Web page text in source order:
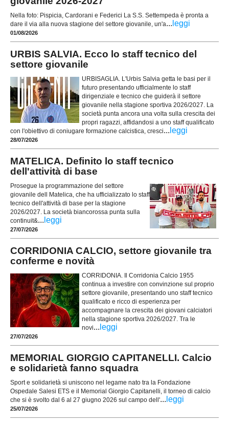
Nella foto: Pispicia, Cardorani e Federici La S.S. Settempeda è pronta a
dare il via alla nuova stagione del settore giovanile, un'a... leggi
01/08/2026
URBIS SALVIA. Ecco lo staff tecnico del
settore giovanile
URBISAGLIA. L'Urbis Salvia getta le basi per il
futuro presentando ufficialmente lo staff
dirigenziale e tecnico che guiderà il settore
giovanile nella stagione sportiva 2026/2027. La
società punta ancora una volta sulla crescita dei
propri ragazzi, affidandosi a uno staff qualificato
con l'obiettivo di coniugare formazione calcistica, cresci... leggi
28/07/2026
MATELICA. Definito lo staff tecnico
dell'attività di base
Prosegue la programmazione del settore
giovanile dell Matelica, che ha ufficializzato lo staff
tecnico dell'attività di base per la stagione
2026/2027. La società biancorossa punta sulla
continuit&... leggi
27/07/2026
CORRIDONIA CALCIO, settore giovanile tra
conferme e novità
CORRIDONIA. Il Corridonia Calcio 1955
continua a investire con convinzione sul proprio
settore giovanile, presentando uno staff tecnico
qualificato e ricco di esperienza per
accompagnare la crescita dei giovani calciatori
nella stagione sportiva 2026/2027. Tra le
novi... leggi
27/07/2026
MEMORIAL GIORGIO CAPITANELLI. Calcio
e solidarietà fanno squadra
Sport e solidarietà si uniscono nel legame nato tra la Fondazione
Ospedale Salesi ETS e il Memorial Giorgio Capitanelli, il torneo di calcio
che si è svolto dal 6 al 27 giugno 2026 sul campo dell'... leggi
25/07/2026